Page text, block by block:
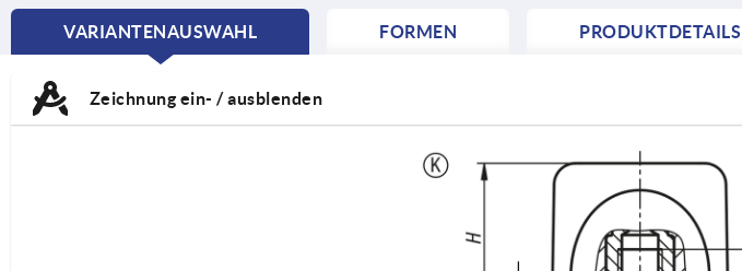
VARIANTENAUSWAHL
CURRENT
FORMEN PRODUKTDETAILS
Zeichnung ein- / ausblenden